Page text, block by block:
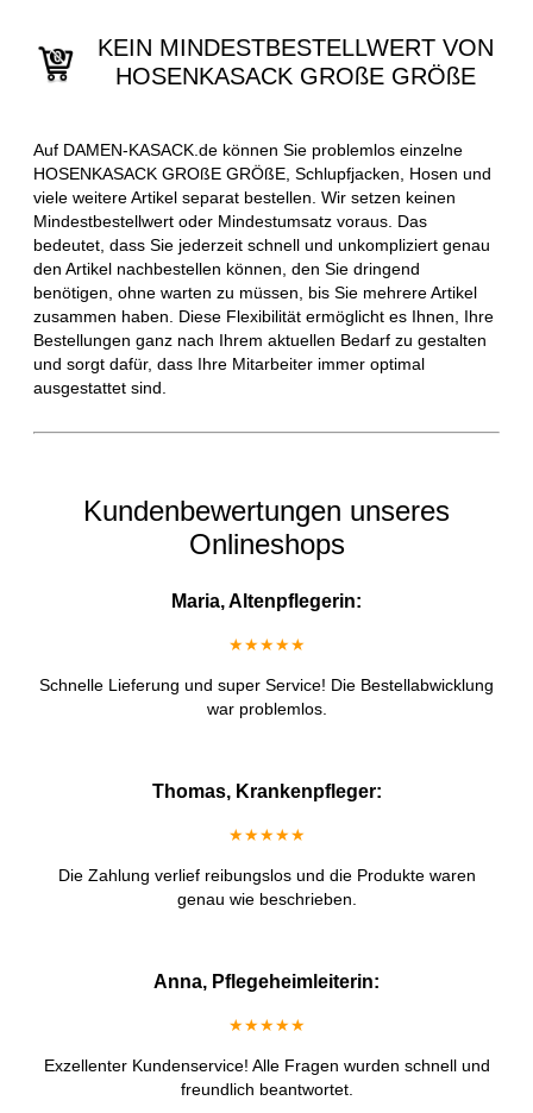
KEIN MINDESTBESTELLWERT VON
HOSENKASACK GROßE GRÖßE
Auf DAMEN-KASACK.de können Sie problemlos einzelne
HOSENKASACK GROßE GRÖßE, Schlupfjacken, Hosen und
viele weitere Artikel separat bestellen. Wir setzen keinen
Mindestbestellwert oder Mindestumsatz voraus. Das
bedeutet, dass Sie jederzeit schnell und unkompliziert genau
den Artikel nachbestellen können, den Sie dringend
benötigen, ohne warten zu müssen, bis Sie mehrere Artikel
zusammen haben. Diese Flexibilität ermöglicht es Ihnen, Ihre
Bestellungen ganz nach Ihrem aktuellen Bedarf zu gestalten
und sorgt dafür, dass Ihre Mitarbeiter immer optimal
ausgestattet sind.
Kundenbewertungen unseres
Onlineshops
Maria, Altenpflegerin:
★★★★★
Schnelle Lieferung und super Service! Die Bestellabwicklung
war problemlos.
Thomas, Krankenpfleger:
★★★★★
Die Zahlung verlief reibungslos und die Produkte waren
genau wie beschrieben.
Anna, Pflegeheimleiterin:
★★★★★
Exzellenter Kundenservice! Alle Fragen wurden schnell und
freundlich beantwortet.